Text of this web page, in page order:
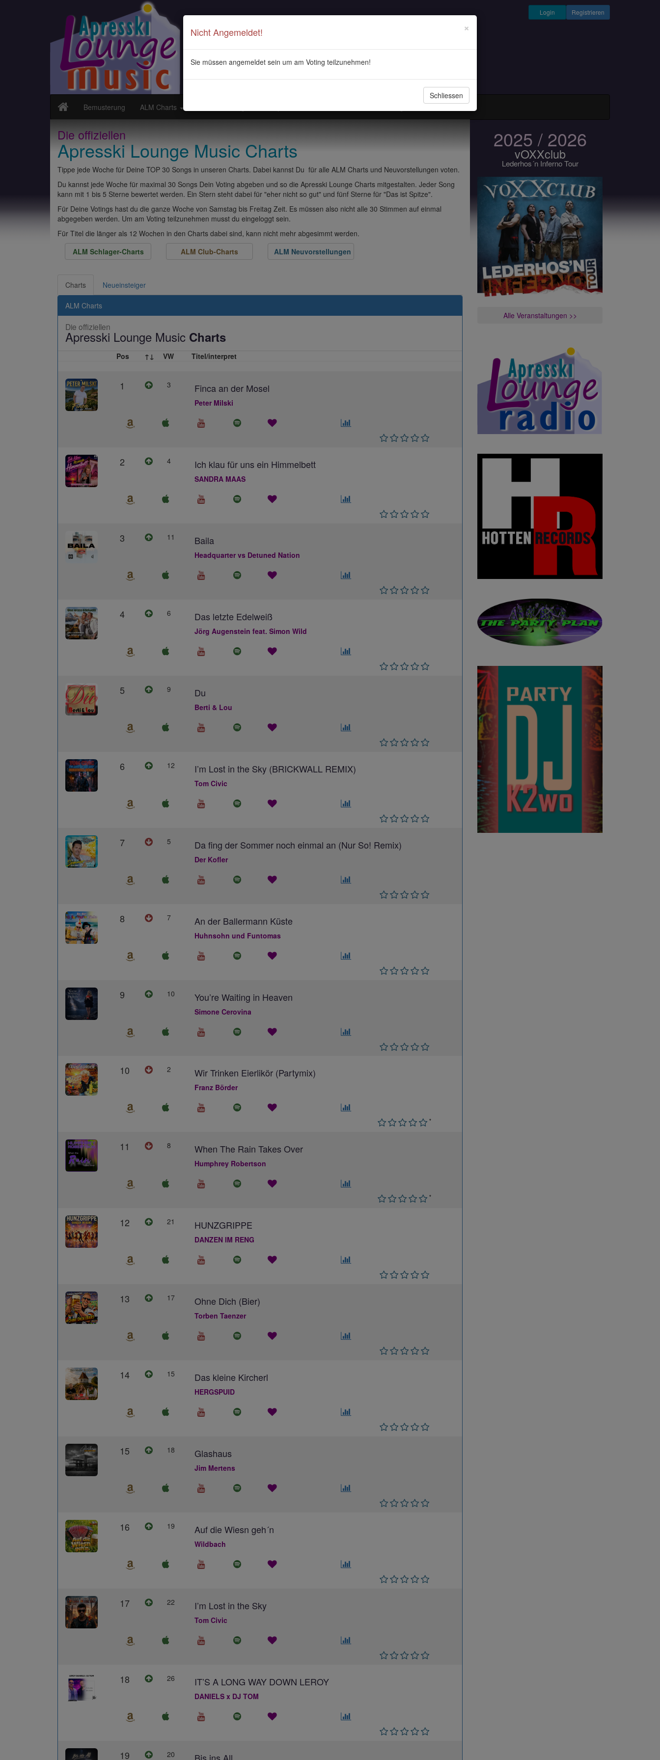
Registrieren
Login
Bemusterung ALM Charts
Die offiziellen
Apresski Lounge Music Charts
Tippe jede Woche für Deine TOP 30 Songs in unseren Charts. Dabei kannst Du für alle ALM Charts und Neuvorstellungen voten.
Du kannst jede Woche für maximal 30 Songs Dein Voting abgeben und so die Apresski Lounge Charts mitgestalten. Jeder Song
kann mit 1 bis 5 Sterne bewertet werden. Ein Stern steht dabei für "eher nicht so gut" und fünf Sterne für "Das ist Spitze".
Für Deine Votings hast du die ganze Woche von Samstag bis Freitag Zeit. Es müssen also nicht alle 30 Stimmen auf einmal
abgegeben werden. Um am Voting teilzunehmen musst du eingeloggt sein.
Für Titel die länger als 12 Wochen in den Charts dabei sind, kann nicht mehr abgesimmt werden.
ALM Schlager-Charts
ALM Club-Charts ALM Neuvorstellungen
×
Nicht Angemeldet!
Sie müssen angemeldet sein um am Voting teilzunehmen!
Schliessen
Charts Neueinsteiger
ALM Charts
Die offiziellen
Apresski Lounge Music Charts
Pos ↑↓ VW Titel/interpret
1 3 Finca an der Mosel
Peter Milski
2 4 Ich klau für uns ein Himmelbett
SANDRA MAAS
3 11 Baila
Headquarter vs Detuned Nation
4 6 Das letzte Edelweiß
Jörg Augenstein feat. Simon Wild
5 9 Du
Berti & Lou
6 12 I’m Lost in the Sky (BRICKWALL REMIX)
Tom Civic
7 5 Da fing der Sommer noch einmal an (Nur So! Remix)
Der Kofler
8 7 An der Ballermann Küste
Huhnsohn und Funtomas
9 10 You’re Waiting in Heaven
Simone Cerovina
10 2 Wir Trinken Eierlikör (Partymix)
Franz Börder
*
11 8 When The Rain Takes Over
Humphrey Robertson
*
12 21 HUNZGRIPPE
DANZEN IM RENG
13 17 Ohne Dich (Bier)
Torben Taenzer
14 15 Das kleine Kircherl
HERGSPUID
15 18 Glashaus
Jim Mertens
16 19 Auf die Wiesn geh´n
Wildbach
17 22 I’m Lost in the Sky
Tom Civic
18 26 IT’S A LONG WAY DOWN LEROY
DANIELS x DJ TOM
19 20 Bis ins All
2025 / 2026
vOXXclub
Lederhos´n Inferno Tour
Alle Veranstaltungen >>